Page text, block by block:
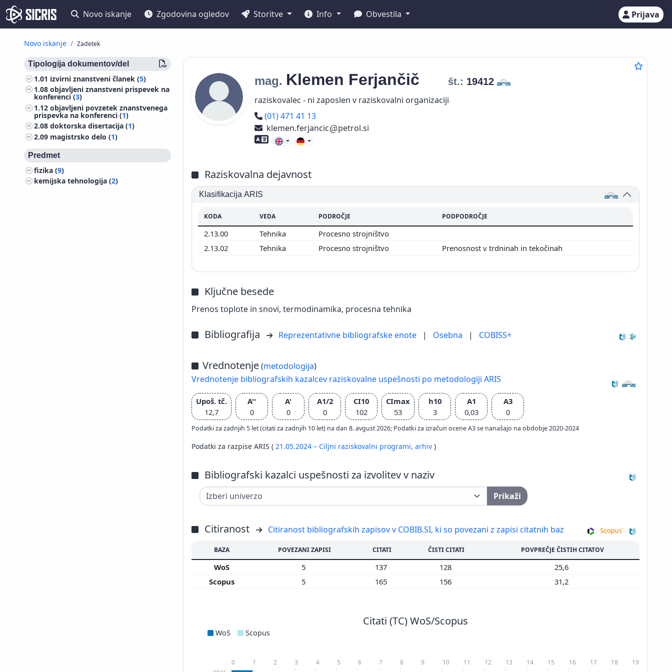
Novo iskanje Zgodovina ogledov Storitve Info Obvestila Prijava
Novo iskanje Zadetek
Tipologija dokumentov/del
1.01 izvirni znanstveni članek (5)
1.08objavljeni znanstveni prispevek na
konferenci (3)
1.12objavljeni povzetek znanstvenega
prispevka na konferenci (1)
2.08doktorska disertacija (1)
2.09 magistrsko delo (1)
Predmet
fizika (9)
kemijska tehnologija (2)
mag. Klemen Ferjančič št.: 19412
raziskovalec - ni zaposlen v raziskovalni organizaciji
Telefon
(01) 471 41 13
klemen.ferjancic
petrol.si
Znanje tujih jezikov
Raziskovalna dejavnost
Klasifikacija ARIS
KODA VEDA PODROČJE PODPODROČJE
2.13.00 Tehnika
Procesno strojništvo
2.13.02
Tehnika Procesno strojništvo Prenosnost v trdninah in tekočinah
Ključne besede
Prenos toplote in snovi, termodinamika, procesna tehnika
Bibliografija Reprezentativne bibliografske enote | Osebna | COBISS+
Vrednotenje(metodologija)
Vrednotenje bibliografskih kazalcev raziskovalne uspešnosti po metodologiji ARIS
Upoš. tč.
12,7
A''
0
A'
0
A1/2
0
CI10
102
CImax
53
h10
3
A1
0,03
A3
0
Podatki za zadnjih 5 let (citati za zadnjih 10 let) na dan 8. avgust 2026; Podatki za izračun ocene A3 se nanašajo na obdobje 2020-2024
Podatki za razpise ARIS ( 21.05.2024 – Ciljni raziskovalni programi, arhiv )
Bibliografski kazalci uspešnosti za izvolitev v naziv
Prikaži
Citiranost Citiranost bibliografskih zapisov v COBIB.SI, ki so povezani z zapisi citatnih baz
BAZA POVEZANI ZAPISI CITATI ČISTI CITATI POVPREČJE ČISTIH CITATOV
WoS 5 137 128
25,6
Scopus
5 165 156 31,2
Citati (TC) WoS/Scopus
WoS Scopus
0 1 2 3 4 5 6 7 8 9 10 11 12 13 14 15 16 17 18 19